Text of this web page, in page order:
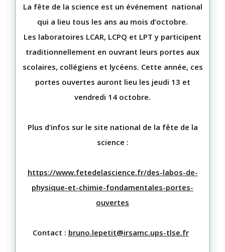
La fête de la science est un événement national
qui a lieu tous les ans au mois d’octobre.
Les laboratoires LCAR, LCPQ et LPT y participent
traditionnellement en ouvrant leurs portes aux
scolaires, collégiens et lycéens. Cette année, ces
portes ouvertes auront lieu les jeudi 13 et
vendredi 14 octobre.
Plus d’infos sur le site national de la fête de la
science :
https://www.fetedelascience.fr/des-labos-de-
physique-et-chimie-fondamentales-portes-
ouvertes
Contact : bruno.lepetit@irsamc.ups-tlse.fr